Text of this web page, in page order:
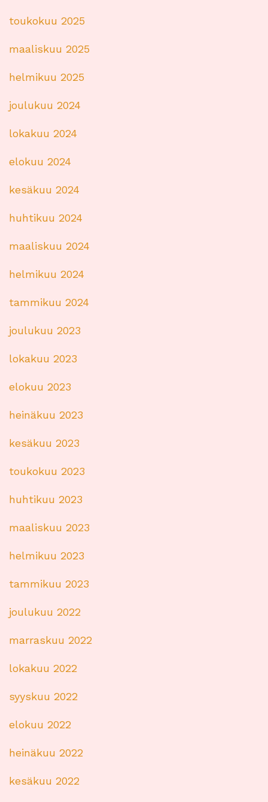
toukokuu 2025
maaliskuu 2025
helmikuu 2025
joulukuu 2024
lokakuu 2024
elokuu 2024
kesäkuu 2024
huhtikuu 2024
maaliskuu 2024
helmikuu 2024
tammikuu 2024
joulukuu 2023
lokakuu 2023
elokuu 2023
heinäkuu 2023
kesäkuu 2023
toukokuu 2023
huhtikuu 2023
maaliskuu 2023
helmikuu 2023
tammikuu 2023
joulukuu 2022
marraskuu 2022
lokakuu 2022
syyskuu 2022
elokuu 2022
heinäkuu 2022
kesäkuu 2022